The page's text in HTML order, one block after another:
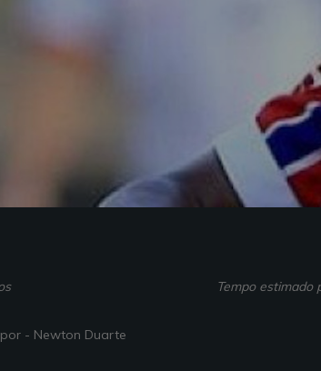
Tempo estimado
- Newton Duarte